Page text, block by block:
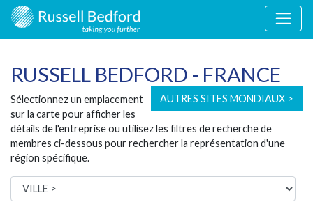
RUSSELL BEDFORD - FRANCE
AUTRES SITES MONDIAUX >
Sélectionnez un emplacement
sur la carte pour afficher les
détails de l'entreprise ou utilisez les filtres de recherche de
membres ci-dessous pour rechercher la représentation d'une
région spécifique.